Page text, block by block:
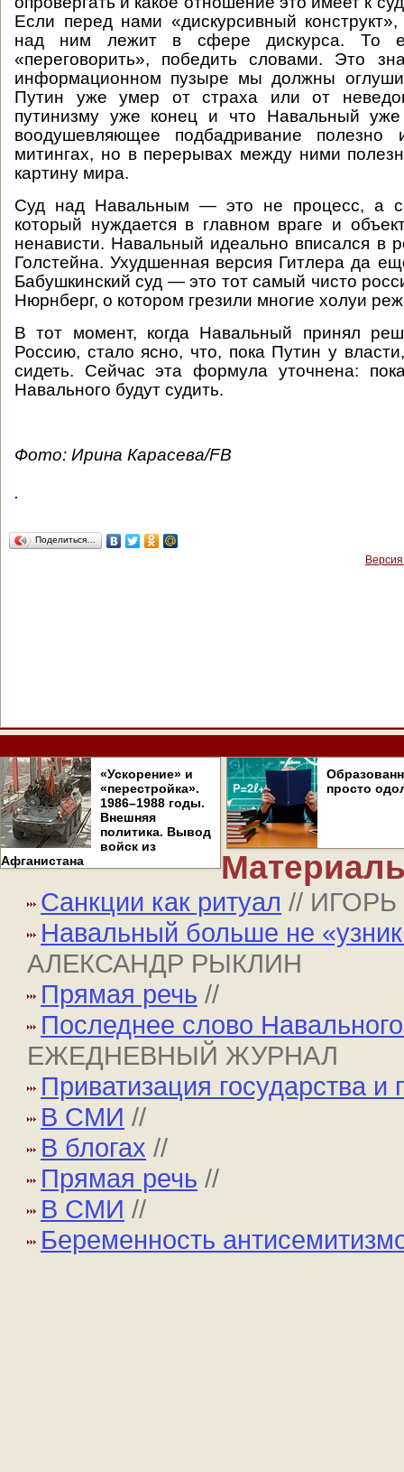
Если перед нами «дискурсивный
над ним лежит в сфере дискурса. То
«переговорить», победить словами. Это
информационном пузыре мы должны
Путин уже умер от страха или от
путинизму уже конец и что Навальный уже
воодушевляющее подбадривание
митингах, но в перерывах между ними
картину мира.
Суд над Навальным — это не процесс, а
который нуждается в главном враге и
ненависти. Навальный идеально вписался в
Голстейна. Ухудшенная версия Гитлера да
Бабушкинский суд — это тот самый чисто
Нюрнберг, о котором грезили многие холуи
В тот момент, когда Навальный принял
Россию, стало ясно, что, пока Путин у
сидеть. Сейчас эта формула уточнена:
Навального будут судить.
Фото: Ирина Карасева/FB
.
Поделиться…
«Ускорение» и
«перестройка».
1986–1988 годы.
Внешняя
политика. Вывод
войск из
Афганистана
просто
Санкции как ритуал //
Навальный больше не
АЛЕКСАНДР РЫКЛИН
Прямая речь //
Последнее слово
ЕЖЕДНЕВНЫЙ ЖУРНАЛ
Приватизация государства и
В СМИ //
В блогах //
Прямая речь //
В СМИ //
Беременность